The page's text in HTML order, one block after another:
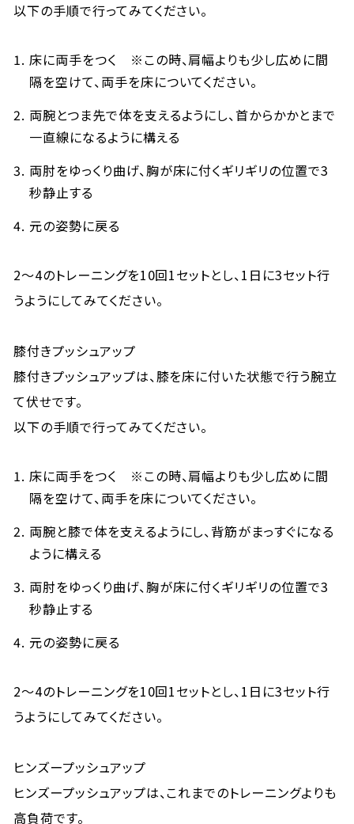
以下の手順で行ってみてください。
床に両手をつく ※この時、肩幅よりも少し広めに間
隔を空けて、両手を床についてください。
両腕とつま先で体を支えるようにし、首からかかとまで
一直線になるように構える
両肘をゆっくり曲げ、胸が床に付くギリギリの位置で3
秒静止する
元の姿勢に戻る
2～4のトレーニングを10回1セットとし、1日に3セット行
うようにしてみてください。
膝付きプッシュアップ
膝付きプッシュアップは、膝を床に付いた状態で行う腕立
て伏せです。
以下の手順で行ってみてください。
床に両手をつく ※この時、肩幅よりも少し広めに間
隔を空けて、両手を床についてください。
両腕と膝で体を支えるようにし、背筋がまっすぐになる
ように構える
両肘をゆっくり曲げ、胸が床に付くギリギリの位置で3
秒静止する
元の姿勢に戻る
2～4のトレーニングを10回1セットとし、1日に3セット行
うようにしてみてください。
ヒンズープッシュアップ
ヒンズープッシュアップは、これまでのトレーニングよりも
高負荷です。